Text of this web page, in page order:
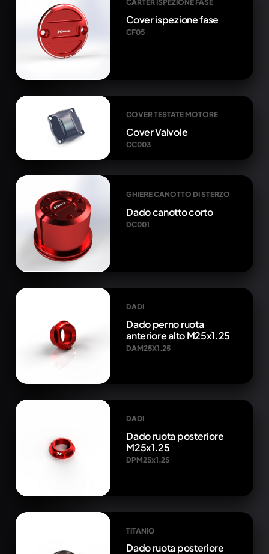
CARTER ISPEZIONE FASE
Cover ispezione fase
CF05
COVER TESTATE MOTORE
Cover Valvole
CC003
GHIERE CANOTTO DI STERZO
Dado canotto corto
DC001
DADI
Dado perno ruota
anteriore alto M25x1.25
DAM25X1.25
DADI
Dado ruota posteriore
M25x1.25
DPM25x1.25
TITANIO
Dado ruota posteriore